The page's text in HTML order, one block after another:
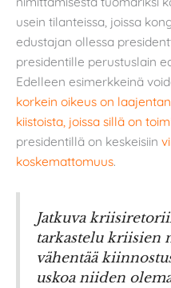
usein tilanteissa, joissa
edustajan ollessa
presidentille perustuslain
Edelleen esimerkkeinä
korkein oikeus on
kiistoista, joissa sillä on
presidentillä on keskeisiin
koskemattomuus.
Jatkuva
tarkastelu kriisien
vähentää
uskoa niiden